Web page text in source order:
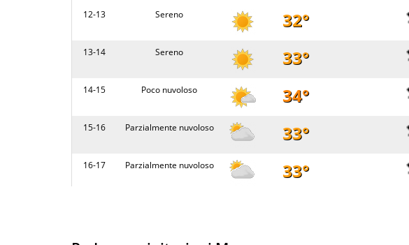
Temperature
20 - 02 Poco nuvoloso 25°
02 - 08 Sereno 26°
08 - 14 Poco nuvoloso 32° 0.1 mm
14 - 20 Parzialmente nuvoloso 30° 0.1 mm
12-13 Sereno 32°
13-14 Sereno 33°
14-15 Poco nuvoloso 34°
15-16 Parzialmente nuvoloso 33°
16-17 Parzialmente nuvoloso 33°
18-19 Parzialmente nuvoloso